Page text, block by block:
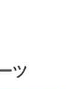
ツ